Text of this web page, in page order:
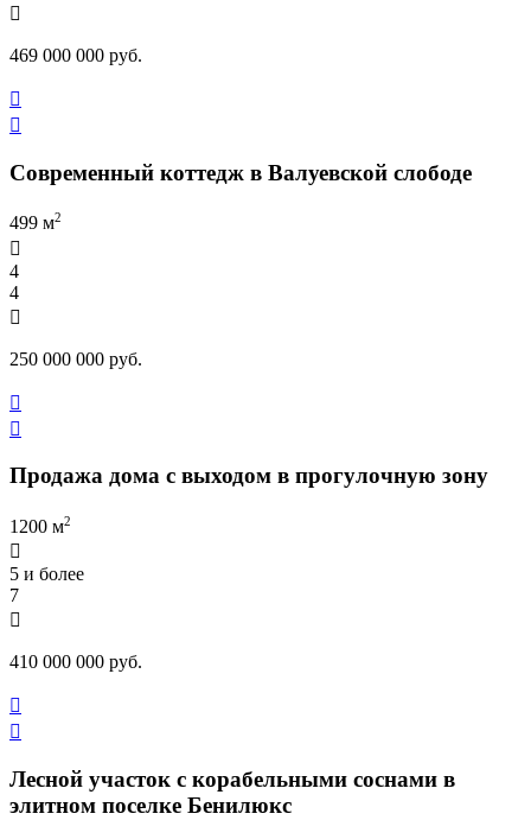

469 000 000 руб.


Современный коттедж в Валуевской слободе
499 м2

4
4

250 000 000 руб.


Продажа дома с выходом в прогулочную зону
1200 м2

5 и более
7

410 000 000 руб.


Лесной участок с корабельными соснами в
элитном поселке Бенилюкс